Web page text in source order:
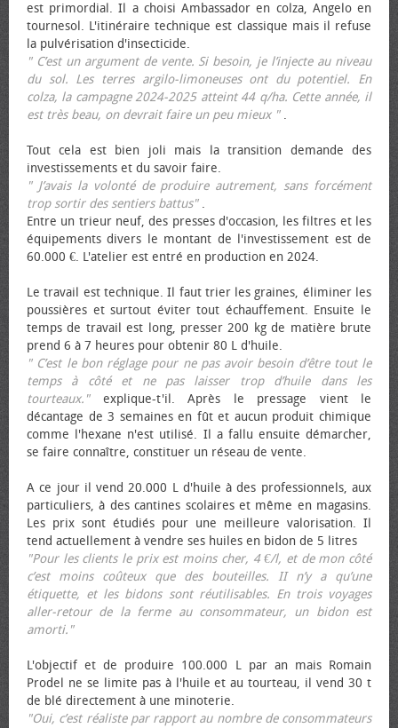
est primordial. Il a choisi Ambassador en colza, Angelo en
tournesol. L'itinéraire technique est classique mais il refuse
la pulvérisation d'insecticide.
" C’est un argument de vente. Si besoin, je l’injecte au niveau
du sol. Les terres argilo-limoneuses ont du potentiel. En
colza, la campagne 2024-2025 atteint 44 q/ha. Cette année, il
est très beau, on devrait faire un peu mieux ".
Tout cela est bien joli mais la transition demande des
investissements et du savoir faire.
" J’avais la volonté de produire autrement, sans forcément
trop sortir des sentiers battus".
Entre un trieur neuf, des presses d'occasion, les filtres et les
équipements divers le montant de l'investissement est de
60.000 €. L'atelier est entré en production en 2024.
Le travail est technique. Il faut trier les graines, éliminer les
poussières et surtout éviter tout échauffement. Ensuite le
temps de travail est long, presser 200 kg de matière brute
prend 6 à 7 heures pour obtenir 80 L d'huile.
" C’est le bon réglage pour ne pas avoir besoin d’être tout le
temps à côté et ne pas laisser trop d’huile dans les
tourteaux."explique-t'il. Après le pressage vient le
décantage de 3 semaines en fût et aucun produit chimique
comme l'hexane n'est utilisé. Il a fallu ensuite démarcher,
se faire connaître, constituer un réseau de vente.
A ce jour il vend 20.000 L d'huile à des professionnels, aux
particuliers, à des cantines scolaires et même en magasins.
Les prix sont étudiés pour une meilleure valorisation. Il
tend actuellement à vendre ses huiles en bidon de 5 litres
"Pour les clients le prix est moins cher, 4 €/l, et de mon côté
c’est moins coûteux que des bouteilles. II n’y a qu’une
étiquette, et les bidons sont réutilisables. En trois voyages
aller-retour de la ferme au consommateur, un bidon est
amorti."
L'objectif et de produire 100.000 L par an mais Romain
Prodel ne se limite pas à l'huile et au tourteau, il vend 30 t
de blé directement à une minoterie.
"Oui, c’est réaliste par rapport au nombre de consommateurs